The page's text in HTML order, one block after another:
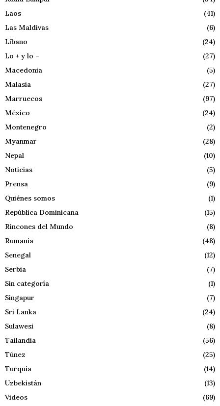
Laos
(41)
Las Maldivas
(6)
Líbano
(24)
Lo + y lo –
(27)
Macedonia
(5)
Malasia
(27)
Marruecos
(97)
México
(24)
Montenegro
(2)
Myanmar
(28)
Nepal
(10)
Noticias
(5)
Prensa
(9)
Quiénes somos
(1)
República Dominicana
(15)
Rincones del Mundo
(8)
Rumanía
(48)
Senegal
(12)
Serbia
(7)
Sin categoría
(1)
Singapur
(7)
Sri Lanka
(24)
Sulawesi
(8)
Tailandia
(56)
Túnez
(25)
Turquía
(14)
Uzbekistán
(13)
Videos
(69)